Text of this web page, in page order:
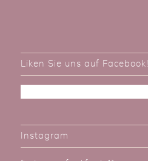
Liken Sie uns auf Facebook!
Instagram